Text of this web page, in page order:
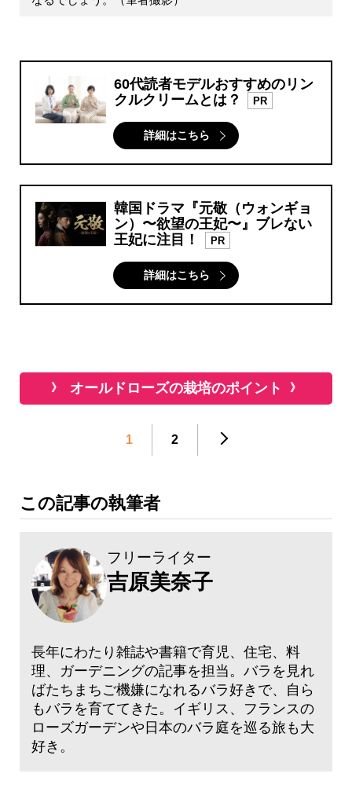
60代読者モデルおすすめのリン
クルクリームとは？
PR
詳細はこちら
韓国ドラマ『元敬（ウォンギョ
ン）〜欲望の王妃〜』ブレない
王妃に注目！
PR
詳細はこちら
オールドローズの栽培のポイント
1 2
この記事の執筆者
フリーライター
吉原美奈子
長年にわたり雑誌や書籍で育児、住宅、料
理、ガーデニングの記事を担当。バラを見れ
ばたちまちご機嫌になれるバラ好きで、自ら
もバラを育ててきた。イギリス、フランスの
ローズガーデンや日本のバラ庭を巡る旅も大
好き。